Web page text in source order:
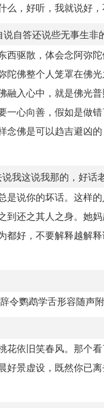
，好听，我就说好
自答还说些无事生非
驱散，体会念阿弥
佛整个人笼罩在佛
入心中，就是佛光
心向善，假如是做
佛是可以趋吉避凶
我这说我那的，好话
说你的坏话。这样
还之其人之身。她
好，不要解释越解
令鹦鹉学舌形容随声
依旧笑春风。那个
景虚设，既然你已